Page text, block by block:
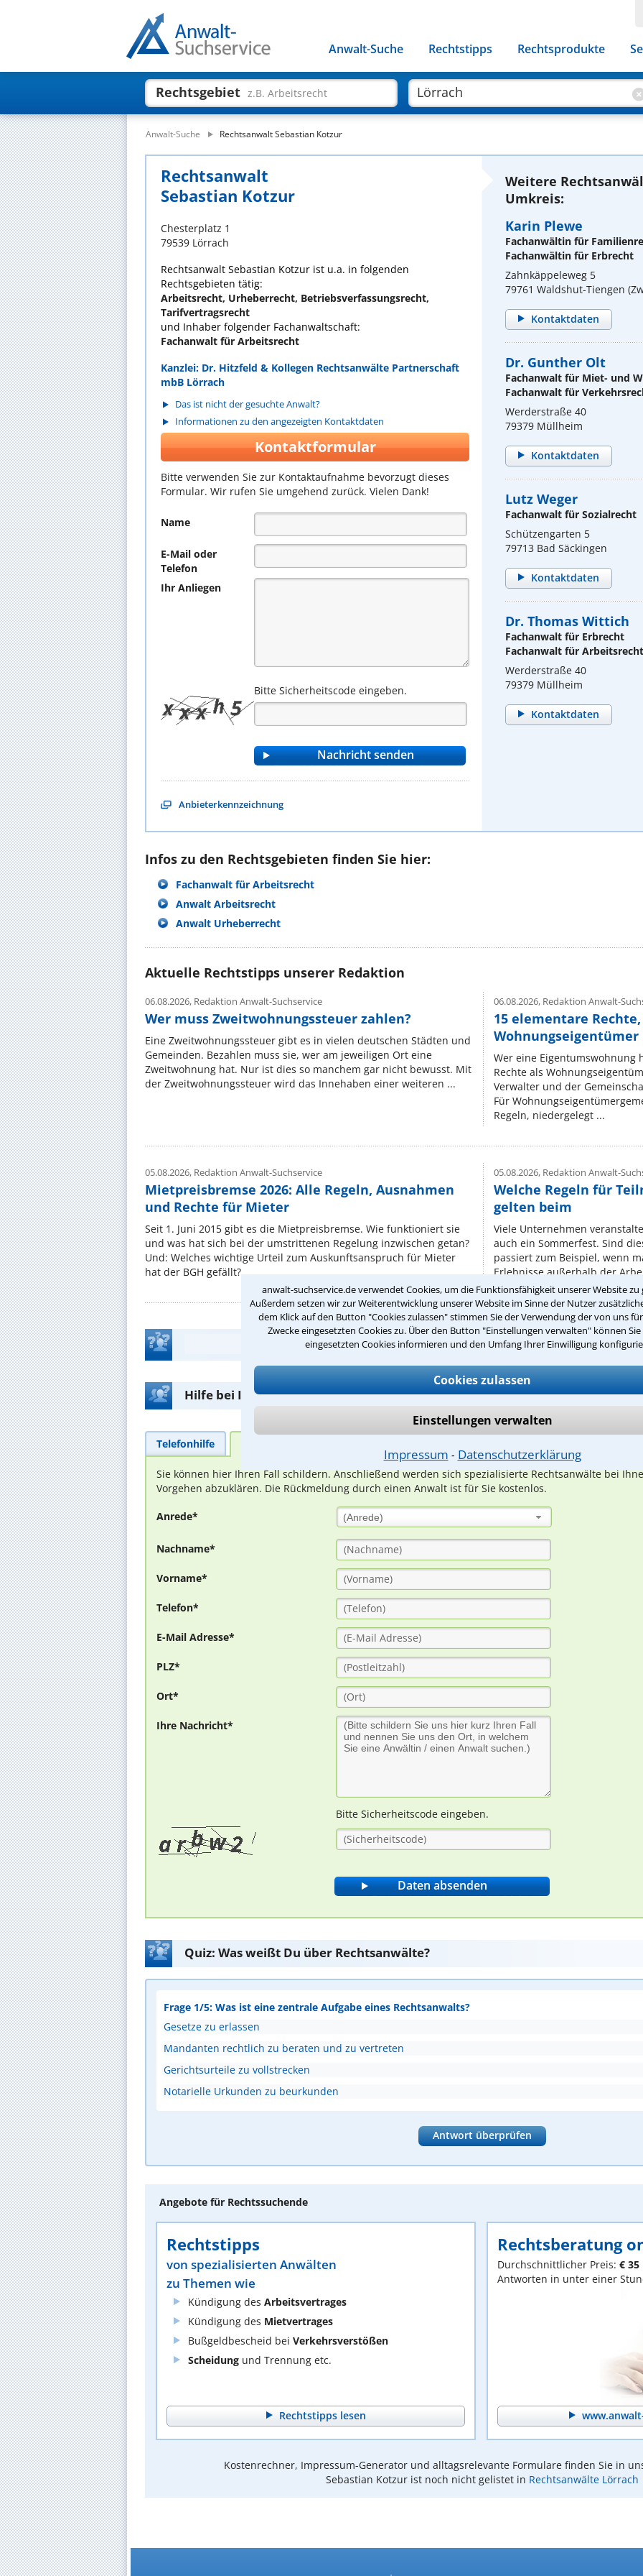
anwalt-suchservice.de verwendet Cookies, um die Funktionsfähigkeit unserer Website zu
Außerdem setzen wir zur Weiterentwicklung unserer Website im Sinne der Nutzer
dem Klick auf den Button "Cookies zulassen" stimmen Sie der Verwendung der von uns
Zwecke eingesetzten Cookies zu. Über den Button "Einstellungen verwalten" können
eingesetzten Cookies informieren und den Umfang Ihrer Einwilligung
Cookies zulassen
Einstellungen verwalten
Impressum ⁃ Datenschutzerklärung
Anwalt-Suche Rechtstipps Rechtsprodukte
Rechtsgebiet z.B. Arbeitsrecht
Anwalt-Suche Rechtsanwalt Sebastian Kotzur
Rechtsanwalt
Sebastian Kotzur
Chesterplatz 1
79539 Lörrach
Rechtsanwalt Sebastian Kotzur ist u.a. in folgenden
Rechtsgebieten tätig:
Arbeitsrecht, Urheberrecht, Betriebsverfassungsrecht,
Tarifvertragsrecht
und Inhaber folgender Fachanwaltschaft:
Fachanwalt für Arbeitsrecht
Kanzlei: Dr. Hitzfeld & Kollegen Rechtsanwälte Partnerschaft
mbB Lörrach
Das ist nicht der gesuchte Anwalt?
Informationen zu den angezeigten Kontaktdaten
Kontaktformular
Bitte verwenden Sie zur Kontaktaufnahme bevorzugt dieses
Formular. Wir rufen Sie umgehend zurück. Vielen Dank!
Name
E-Mail oder
Telefon
Ihr Anliegen
Bitte Sicherheitscode eingeben.
Anbieterkennzeichnung
Weitere
Umkreis:
Karin Plewe
Fachanwältin für
Fachanwältin für Erbrecht
Zahnkäppeleweg 5
79761 Waldshut-Tiengen
Kontaktdaten
Dr. Gunther Olt
Fachanwalt für Miet- und
Fachanwalt für
Werderstraße 40
79379 Müllheim
Kontaktdaten
Lutz Weger
Fachanwalt für Sozialrecht
Schützengarten 5
79713 Bad Säckingen
Kontaktdaten
Dr. Thomas Wittich
Fachanwalt für Erbrecht
Fachanwalt für Arbeitsrecht
Werderstraße 40
79379 Müllheim
Kontaktdaten
Infos zu den Rechtsgebieten finden Sie hier:
Fachanwalt für Arbeitsrecht
Anwalt Arbeitsrecht
Anwalt Urheberrecht
Aktuelle Rechtstipps unserer Redaktion
06.08.2026, Redaktion Anwalt-Suchservice
Wer muss Zweitwohnungssteuer zahlen?
Eine Zweitwohnungssteuer gibt es in vielen deutschen Städten und
Gemeinden. Bezahlen muss sie, wer am jeweiligen Ort eine
Zweitwohnung hat. Nur ist dies so manchem gar nicht bewusst. Mit
der Zweitwohnungssteuer wird das Innehaben einer weiteren ...
06.08.2026,Redaktion Anwalt-
15 elementare
Wer eine Eigentumswohnung
Rechte als
Verwalter und der
Für
Regeln, niedergelegt ...
05.08.2026, Redaktion Anwalt-Suchservice
Mietpreisbremse 2026: Alle Regeln, Ausnahmen
und Rechte für Mieter
Seit 1. Juni 2015 gibt es die Mietpreisbremse. Wie funktioniert sie
und was hat sich bei der umstrittenen Regelung inzwischen getan?
Und: Welches wichtige Urteil zum Auskunftsanspruch für Mieter
hat der BGH gefällt? ...
05.08.2026,Redaktion Anwalt-
Welche Regeln für
gelten beim
Viele Unternehmen
auch ein Sommerfest. Sind
passiert zum Beispiel, wenn
Erlebnisse außerhalb der
Teste Dein Rechtswissen
Hilfe bei Ihrer Anwaltsuche?
Telefonhilfe
Sie können hier Ihren Fall schildern. Anschließend werden sich spezialisierte Rechtsanwälte bei
Vorgehen abzuklären. Die Rückmeldung durch einen Anwalt ist für Sie kostenlos.
Anrede* (Anrede)
Nachname*
Vorname*
Telefon*
E-Mail Adresse*
PLZ*
Ort*
Ihre Nachricht*
Bitte Sicherheitscode eingeben.
Quiz: Was weißt Du über Rechtsanwälte?
Frage 1/5: Was ist eine zentrale Aufgabe eines Rechtsanwalts?
Gesetze zu erlassen
Mandanten rechtlich zu beraten und zu vertreten
Gerichtsurteile zu vollstrecken
Notarielle Urkunden zu beurkunden
Antwort überprüfen
Angebote für Rechtssuchende
Rechtstipps
von spezialisierten Anwälten
zu Themen wie
Kündigung des Arbeitsvertrages
Kündigung des Mietvertrages
Bußgeldbescheid bei Verkehrsverstößen
Scheidung und Trennung etc.
Rechtstipps lesen
Rechtsberatung
Durchschnittlicher Preis: € 35
Antworten in unter einer
Kostenrechner, Impressum-Generator und alltagsrelevante Formulare finden Sie in
Sebastian Kotzur ist noch nicht gelistet in Rechtsanwälte Lörrach